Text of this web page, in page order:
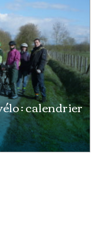
: calendrier